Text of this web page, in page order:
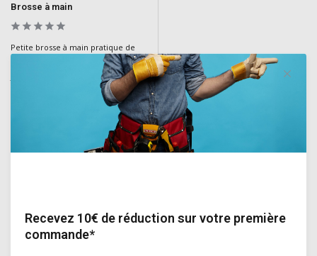
Brosse à main
Petite brosse à main pratique de
Salco, idéale pour nettoyer les
joints et les petites surfaces.
Fabriquée en fibre de coco
naturelle, c'est un outil essentiel
pour un nettoyage minutieux.
€4,70
Recevez 10€ de réduction sur votre première
commande*